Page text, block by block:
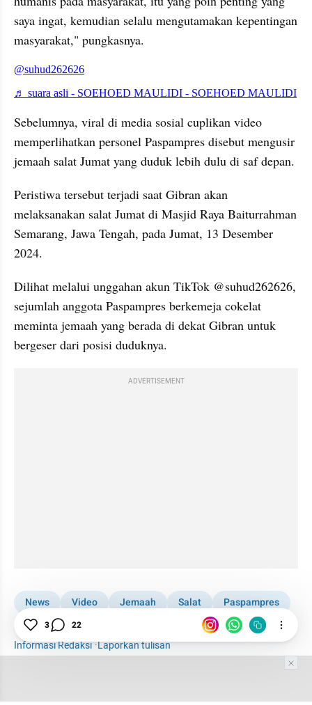
saya ingat, kemudian selalu mengutamakan kepentingan
masyarakat," pungkasnya.
embed from external kumparan
Sebelumnya, viral di media sosial cuplikan video
memperlihatkan personel Paspampres disebut mengusir
jemaah salat Jumat yang duduk lebih dulu di saf depan.
Peristiwa tersebut terjadi saat Gibran akan
melaksanakan salat Jumat di Masjid Raya Baiturrahman
Semarang, Jawa Tengah, pada Jumat, 13 Desember
2024.
Dilihat melalui unggahan akun TikTok @suhud262626,
sejumlah anggota Paspampres berkemeja cokelat
meminta jemaah yang berada di dekat Gibran untuk
bergeser dari posisi duduknya.
ADVERTISEMENT
News Video Jemaah Salat
Paspampres
Gibran
Informasi Redaksi·Laporkan tulisan
3 22